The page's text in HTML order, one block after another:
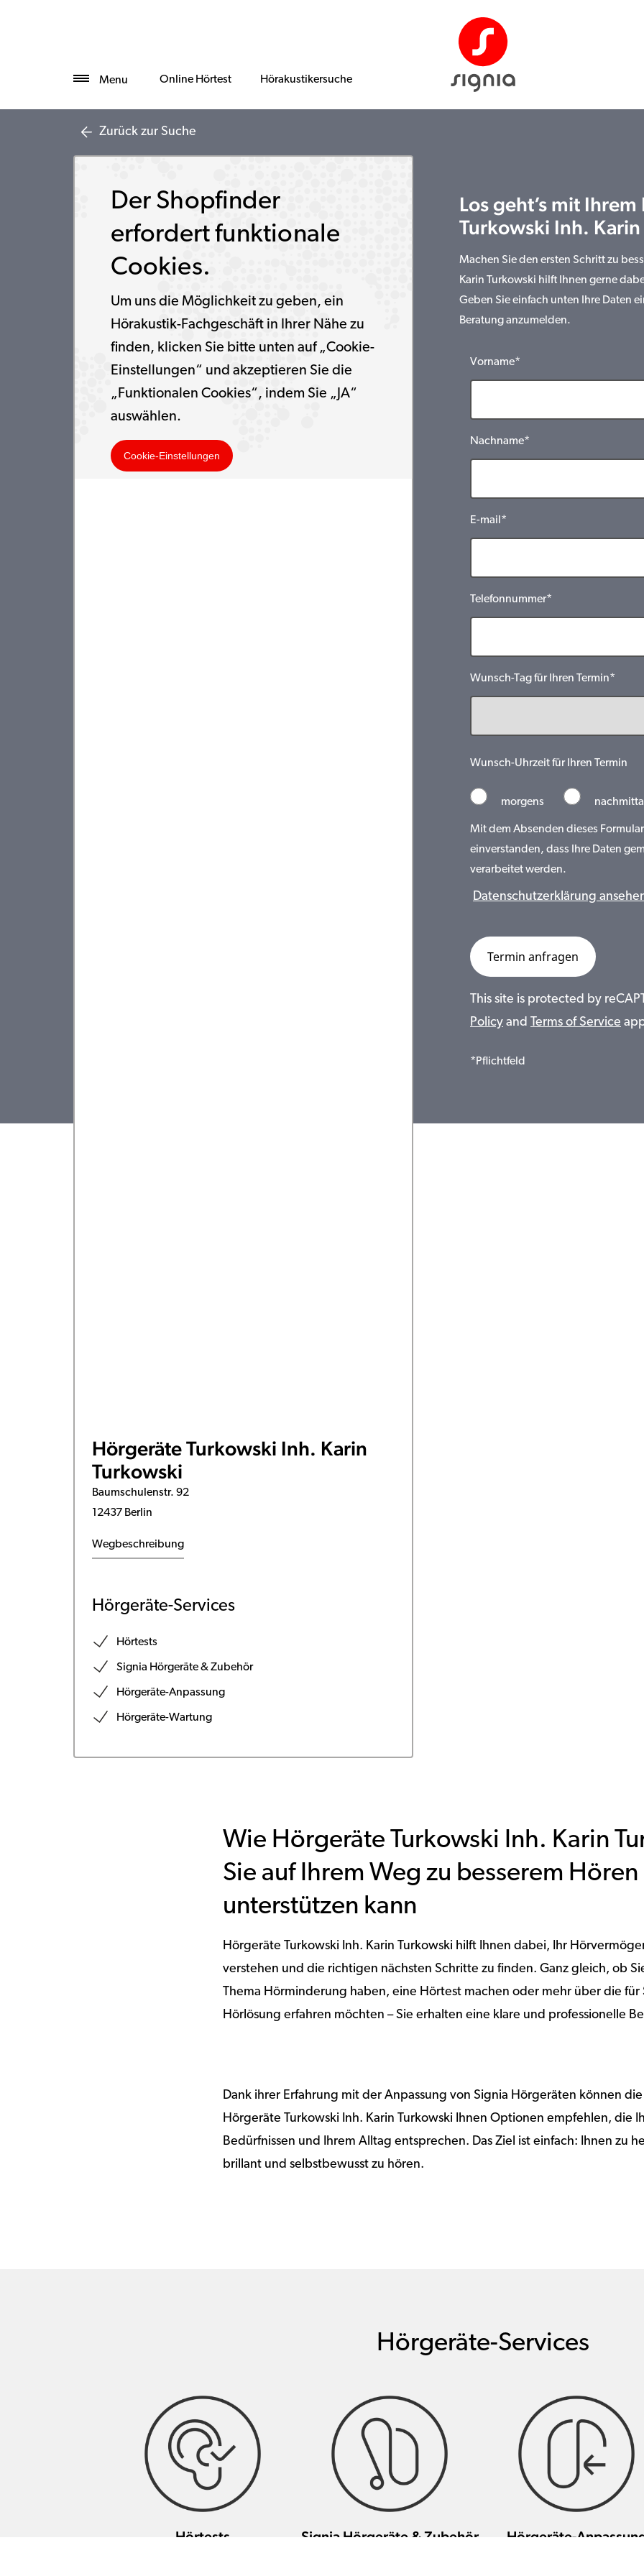
Menu Online Hörtest Hörakustikersuche
Zurück zur Suche
Der Shopfinder
erfordert funktionale
Cookies.
Um uns die Möglichkeit zu geben, ein
Hörakustik-Fachgeschäft in Ihrer Nähe zu
finden, klicken Sie bitte unten auf „Cookie-
Einstellungen“ und akzeptieren Sie die
„Funktionalen Cookies“, indem Sie „JA“
auswählen.
Cookie-Einstellungen
Hörgeräte Turkowski Inh. Karin
Turkowski
Baumschulenstr. 92
12437 Berlin
Wegbeschreibung
Hörgeräte-Services
Hörtests
Signia Hörgeräte & Zubehör
Hörgeräte-Anpassung
Hörgeräte-Wartung
Los geht’s mit
Turkowski Inh.
Machen Sie den ersten Schritt zu
Karin Turkowski hilft Ihnen gerne
Geben Sie einfach unten Ihre Daten
Beratung anzumelden.
Vorname*
Nachname*
E-mail*
Telefonnummer*
Wunsch-Tag für Ihren Termin*
Wunsch-Uhrzeit für Ihren Termin
morgens
Mit dem Absenden dieses
einverstanden, dass Ihre Daten
verarbeitet werden.
Datenschutzerklärung
This site is protected by
Policy and Terms of Service
*Pflichtfeld
Wie Hörgeräte Turkowski Inh. Karin
Sie auf Ihrem Weg zu besserem Hören
unterstützen kann
Hörgeräte Turkowski Inh. Karin Turkowski hilft Ihnen dabei, Ihr
verstehen und die richtigen nächsten Schritte zu finden. Ganz gleich, ob
Thema Hörminderung haben, eine Hörtest machen oder mehr über die für
Hörlösung erfahren möchten – Sie erhalten eine klare und professionelle
Dank ihrer Erfahrung mit der Anpassung von Signia Hörgeräten können
Hörgeräte Turkowski Inh. Karin Turkowski Ihnen Optionen empfehlen, die
Bedürfnissen und Ihrem Alltag entsprechen. Das Ziel ist einfach: Ihnen zu
brillant und selbstbewusst zu hören.
Hörgeräte-Services
Hörtests Signia Hörgeräte & Zubehör Hörgeräte-